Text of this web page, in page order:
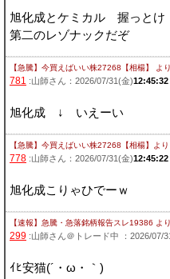
旭化成とケミカル 握っとけ
第二のレゾナックだぞ
【急騰】今買えばいい株27268【相楊】 より
781 :山師さん：2026/07/31(金)12:45:32
旭化成 ↓ いえーい
【急騰】今買えばいい株27268【相楊】 より
778 :山師さん：2026/07/31(金)12:45:22
旭化成こりゃひでーｗ
【速報】急騰・急落銘柄報告スレ19386 より
299 :山師さん＠トレード中 ：2026/07/
ｲﾋ安猫(´・ω・｀)